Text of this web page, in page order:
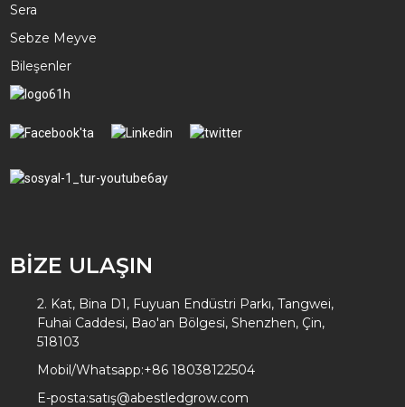
Sera
Sebze Meyve
Bileşenler
BİZE ULAŞIN
2. Kat, Bina D1, Fuyuan Endüstri Parkı, Tangwei,
Fuhai Caddesi, Bao'an Bölgesi, Shenzhen, Çin,
518103
Mobil/Whatsapp:+86 18038122504
E-posta:satış@abestledgrow.com